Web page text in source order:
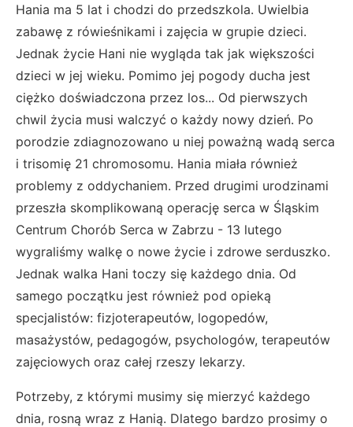
Hania ma 5 lat i chodzi do przedszkola. Uwielbia
zabawę z rówieśnikami i zajęcia w grupie dzieci.
Jednak życie Hani nie wygląda tak jak większości
dzieci w jej wieku. Pomimo jej pogody ducha jest
ciężko doświadczona przez los... Od pierwszych
chwil życia musi walczyć o każdy nowy dzień. Po
porodzie zdiagnozowano u niej poważną wadą serca
i trisomię 21 chromosomu. Hania miała również
problemy z oddychaniem. Przed drugimi urodzinami
przeszła skomplikowaną operację serca w Śląskim
Centrum Chorób Serca w Zabrzu - 13 lutego
wygraliśmy walkę o nowe życie i zdrowe serduszko.
Jednak walka Hani toczy się każdego dnia. Od
samego początku jest również pod opieką
specjalistów: fizjoterapeutów, logopedów,
masażystów, pedagogów, psychologów, terapeutów
zajęciowych oraz całej rzeszy lekarzy.
Potrzeby, z którymi musimy się mierzyć każdego
dnia, rosną wraz z Hanią. Dlatego bardzo prosimy o